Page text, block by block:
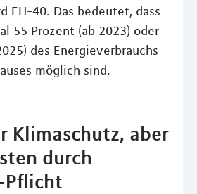
EH-40. Das bedeutet, dass
55 Prozent (ab 2023) oder
des Energieverbrauchs
möglich sind.
Klimaschutz, aber
durch
Pflicht